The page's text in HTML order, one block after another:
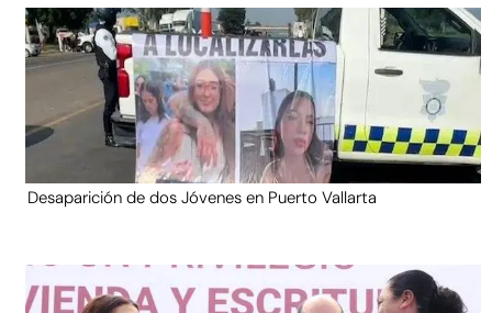
Desaparición de dos Jóvenes en Puerto Vallarta